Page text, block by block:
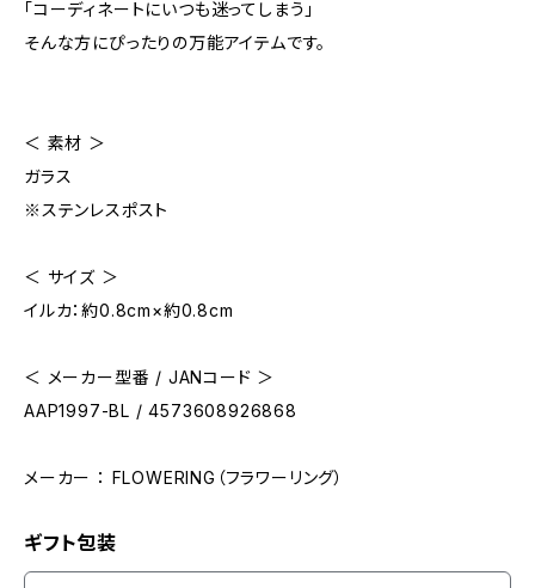
「コーディネートにいつも迷ってしまう」
そんな方にぴったりの万能アイテムです。
＜ 素材 ＞
ガラス
※ステンレスポスト
＜ サイズ ＞
イルカ：約0.8cm×約0.8cm
＜ メーカー型番 / JANコード ＞
AAP1997-BL / 4573608926868
メーカー ： FLOWERING（フラワーリング）
ギフト包装